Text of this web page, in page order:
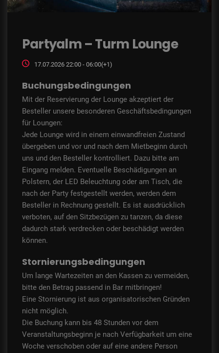
Partyalm – Turm Lounge
17.07.2026 22:00 - 06:00(+1)
Buchungsbedingungen
Mit der Reservierung der Lounge akzeptiert der
Besteller unsere besonderen Geschäftsbedingungen
für Loungen:
Jede Lounge wird in einem einwandfreien Zustand
übergeben und vor und nach dem Mietbeginn durch
uns und den Besteller kontrolliert. Dazu bitte am
Eingang melden. Eventuelle Beschädigungen an
Polstern, der LED Beleuchtung oder am Tisch, die
nach der Party festgestellt werden, werden dem
Besteller in Rechnung gestellt. Es ist ausdrücklich
verboten, auf den Sitzbezügen zu tanzen, da diese
dadurch stark verdrecken oder beschädigt werden
können.
Stornierungsbedingungen
Um lange Wartezeiten an den Kassen zu vermeiden,
bitte den Betrag passend in Bar mitbringen!
Eine Stornierung ist aus organisatorischen Gründen
nicht möglich.
Die Buchung kann bis 48 Stunden vor dem
Veranstaltungsbeginn je nach Verfügbarkeit um eine
Woche verschoben oder auf eine andere Person